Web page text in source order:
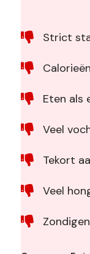
Strict
Eten als
Veel
Tekort
Veel
Zondigen